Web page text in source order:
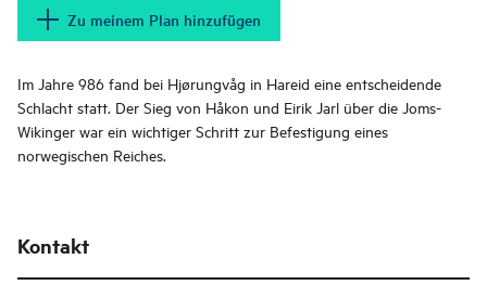
Zu meinem Plan hinzufügen
Im Jahre 986 fand bei Hjørungvåg in Hareid eine entscheidende
Schlacht statt. Der Sieg von Håkon und Eirik Jarl über die Joms-
Wikinger war ein wichtiger Schritt zur Befestigung eines
norwegischen Reiches.
Kontakt